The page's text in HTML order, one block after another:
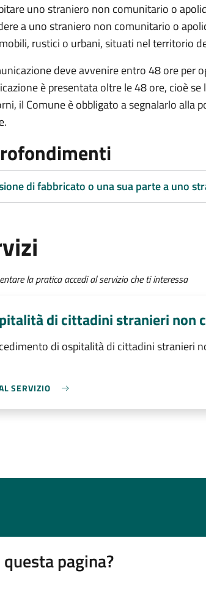
uno straniero non comunitario o
a uno straniero non comunitario o
rustici o urbani, situati nel territorio
deve avvenire entro 48 oreper
è presentata oltre le 48 ore, cioè
il Comune è obbligato a segnalarlo alla
di fabbricato o una sua parte a uno
la pratica accedi al servizio che ti interessa
di cittadini stranieri non
di ospitalità di cittadini stranieri
SERVIZIO
pagina?